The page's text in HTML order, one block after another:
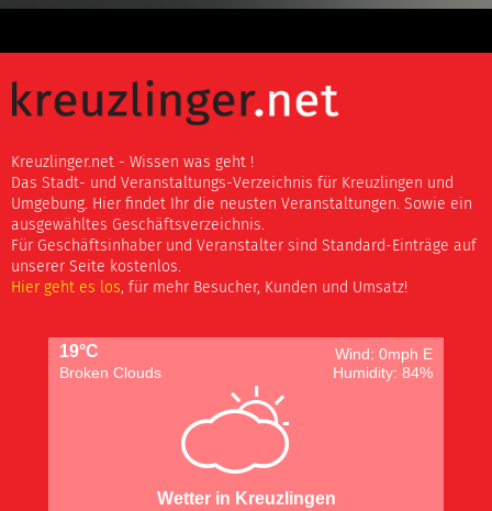
Kreuzlinger.net - Wissen was geht !
Das Stadt- und Veranstaltungs-Verzeichnis für Kreuzlingen und
Umgebung. Hier findet Ihr die neusten Veranstaltungen. Sowie ein
ausgewähltes Geschäftsverzeichnis.
Für Geschäftsinhaber und Veranstalter sind Standard-Einträge auf
unserer Seite kostenlos.
Hier geht es los, für mehr Besucher, Kunden und Umsatz!
19°C
Wind: 0mph E
Broken Clouds
Humidity: 84%
Wetter in Kreuzlingen